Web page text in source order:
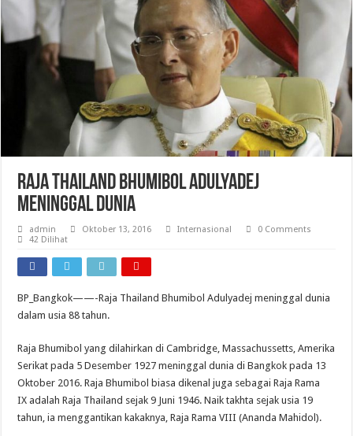
Raja Thailand Bhumibol Adulyadej
Meninggal Dunia
admin Oktober 13, 2016 Internasional
0 Comments
42 Dilihat
BP_Bangkok——-Raja Thailand Bhumibol Adulyadej meninggal dunia
dalam usia 88 tahun.
Raja Bhumibol yang dilahirkan di Cambridge, Massachussetts, Amerika
Serikat pada 5 Desember 1927 meninggal dunia di Bangkok pada 13
Oktober 2016. Raja Bhumibol biasa dikenal juga sebagai Raja Rama
IX adalah Raja Thailand sejak 9 Juni 1946. Naik takhta sejak usia 19
tahun, ia menggantikan kakaknya, Raja Rama VIII (Ananda Mahidol).